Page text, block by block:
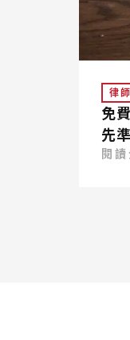
律
免
先
閱